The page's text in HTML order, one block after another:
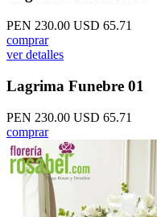
PEN 230.00 USD 65.71
comprar
ver detalles
Lagrima Funebre 01
PEN 230.00 USD 65.71
comprar